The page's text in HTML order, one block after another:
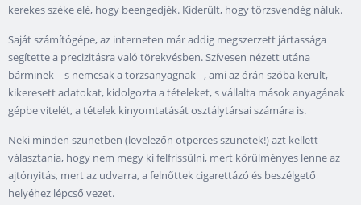
kerekes széke elé, hogy beengedjék. Kiderült, hogy törzsvendég náluk.
Saját számítógépe, az interneten már addig megszerzett jártassága
segítette a precizitásra való törekvésben. Szívesen nézett utána
bárminek – s nemcsak a törzsanyagnak –, ami az órán szóba került,
kikeresett adatokat, kidolgozta a tételeket, s vállalta mások anyagának
gépbe vitelét, a tételek kinyomtatását osztálytársai számára is.
Neki minden szünetben (levelezőn ötperces szünetek!) azt kellett
választania, hogy nem megy ki felfrissülni, mert körülményes lenne az
ajtónyitás, mert az udvarra, a felnőttek cigarettázó és beszélgető
helyéhez lépcső vezet.